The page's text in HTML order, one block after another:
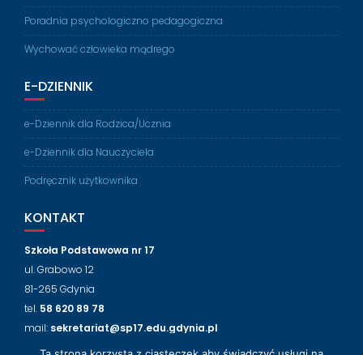
Poradnia psychologiczno pedagogiczna
Wychować człowieka mądrego
E-DZIENNIK
e-Dziennik dla Rodzica/Ucznia
e-Dziennik dla Nauczyciela
Podręcznik użytkownika
KONTAKT
Szkoła Podstawowa nr 17
ul. Grabowo 12
81-265 Gdynia
tel. 58 620 89 78
mail: sekretariat@sp17.edu.gdynia.pl